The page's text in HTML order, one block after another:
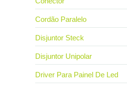
Cordão Paralelo
Disjuntor Steck
Disjuntor Unipolar
Driver Para Painel De Led